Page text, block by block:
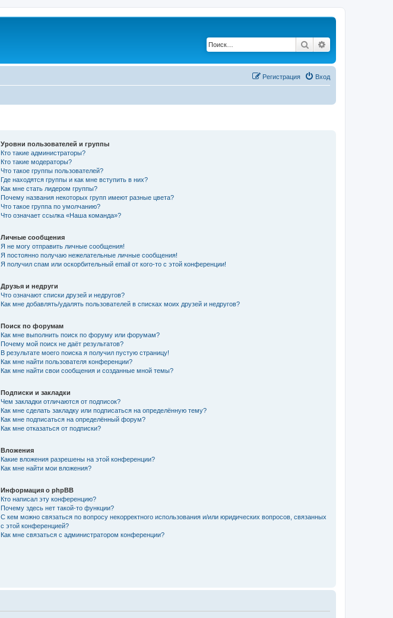
Поиск
Вход
Регистрация
Уровни пользователей и группы
Кто такие администраторы?
Кто такие модераторы?
Что такое группы пользователей?
Где находятся группы и как мне вступить в них?
Как мне стать лидером группы?
Почему названия некоторых групп имеют разные цвета?
Что такое группа по умолчанию?
Что означает ссылка «Наша команда»?
Личные сообщения
Я не могу отправить личные сообщения!
Я постоянно получаю нежелательные личные сообщения!
Я получил спам или оскорбительный email от кого-то с этой конференции!
Друзья и недруги
Что означают списки друзей и недругов?
Как мне добавлять/удалять пользователей в списках моих друзей и недругов?
Поиск по форумам
Как мне выполнить поиск по форуму или форумам?
Почему мой поиск не даёт результатов?
В результате моего поиска я получил пустую страницу!
Как мне найти пользователя конференции?
Как мне найти свои сообщения и созданные мной темы?
Подписки и закладки
Чем закладки отличаются от подписок?
Как мне сделать закладку или подписаться на определённую тему?
Как мне подписаться на определённый форум?
Как мне отказаться от подписки?
Вложения
Какие вложения разрешены на этой конференции?
Как мне найти мои вложения?
Информация о phpBB
Кто написал эту конференцию?
Почему здесь нет такой-то функции?
С кем можно связаться по вопросу некорректного использования и/или юридических вопросов, связанных
с этой конференцией?
Как мне связаться с администратором конференции?